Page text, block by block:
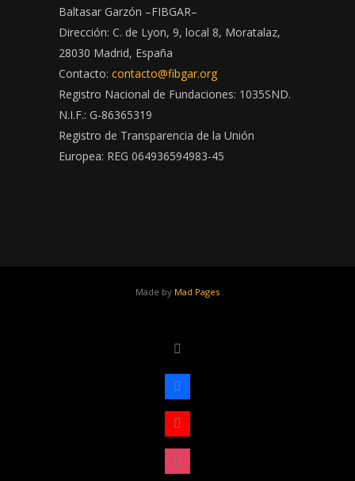
Baltasar Garzón –FIBGAR–
Dirección: C. de Lyon, 9, local 8, Moratalaz,
28030 Madrid, España
Contacto: contacto@fibgar.org
Registro Nacional de Fundaciones: 1035SND.
N.I.F.: G-86365319
Registro de Transparencia de la Unión
Europea: REG 064936594983-45
Made by Mad Pages
facebook
youtube
instagram